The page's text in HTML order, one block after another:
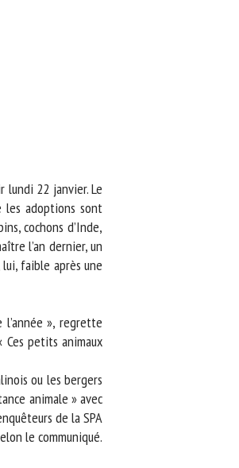
22 janvier. Le
adoptions sont
cochons d’Inde,
l’an dernier, un
faible après une
», regrette
petits animaux
ou les bergers
animale » avec
de la SPA
le communiqué.